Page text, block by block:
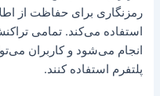
رمزنگاری برای حفاظت از
استفاده می‌کند. تمامی
انجام می‌شود و کاربران
پلتفرم استفاده کنند.